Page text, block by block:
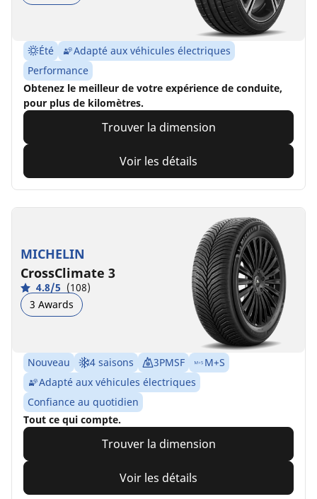
Été
Adapté aux véhicules électriques
Performance
Obtenez le meilleur de votre expérience de conduite,
pour plus de kilomètres.
Trouver la dimension
Voir les détails
MICHELIN
CrossClimate 3
4.8/5 (108)
3 Awards
Nouveau 4 saisons 3PMSF
M+S
Adapté aux véhicules électriques
Confiance au quotidien
Tout ce qui compte.
Trouver la dimension
Voir les détails